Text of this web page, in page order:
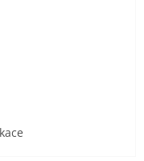
5 hvězdiček.